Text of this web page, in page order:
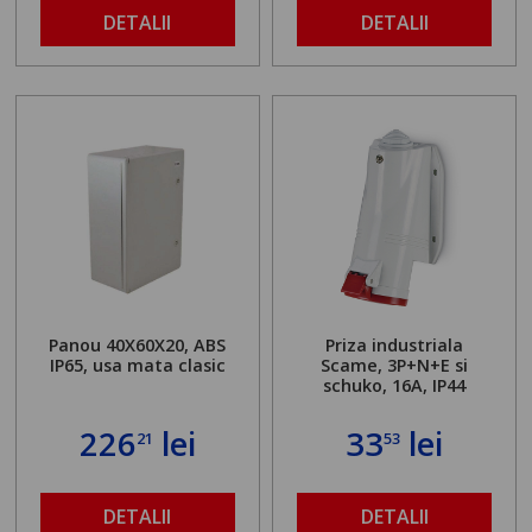
DETALII DETALII
Panou 40X60X20, ABS
IP65, usa mata clasic
22621 lei
DETALII
Priza industriala
Scame, 3P+N+E si
schuko, 16A, IP44
3353 lei
DETALII